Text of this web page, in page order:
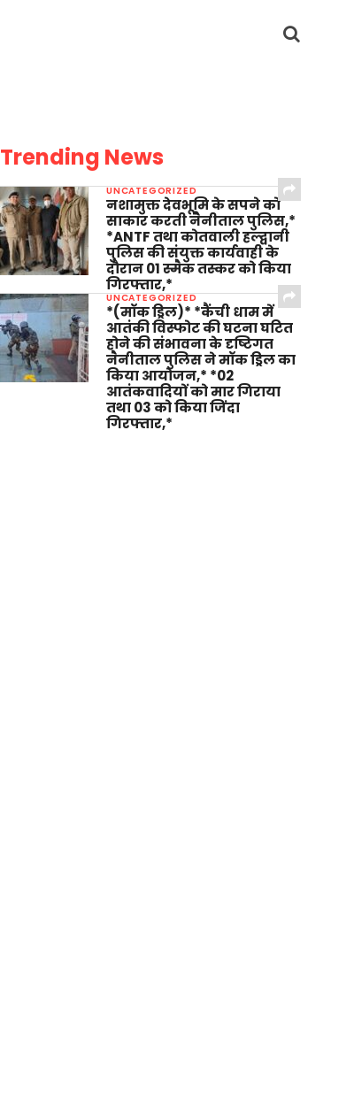
Trending News
UNCATEGORIZED
नशामुक्त देवभूमि के सपने को
साकार करती नैनीताल पुलिस,*
*ANTF तथा कोतवाली हल्द्वानी
पुलिस की संयुक्त कार्यवाही के
दौरान 01 स्मैक तस्कर को किया
गिरफ्तार,*
UNCATEGORIZED
*(मॉक ड्रिल)* *कैंची धाम में
आतंकी विस्फोट की घटना घटित
होने की संभावना के दृष्टिगत
नैनीताल पुलिस ने मॉक ड्रिल का
किया आयोजन,* *02
आतंकवादियों को मार गिराया
तथा 03 को किया जिंदा
गिरफ्तार,*